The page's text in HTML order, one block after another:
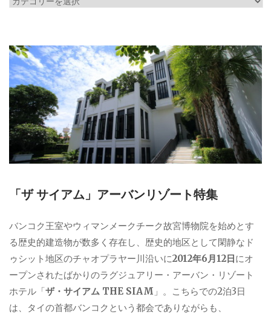
リ
ー
「ザ サイアム」アーバンリゾート特集
バンコク王室やウィマンメークチーク故宮博物院を始めとす
る歴史的建造物が数多く存在し、歴史的地区として閑静なド
ゥシット地区のチャオプラヤー川沿いに2012年6月12日にオ
ープンされたばかりのラグジュアリー・アーバン・リゾート
ホテル「ザ・サイアム THE SIAM 」。こちらでの2泊3日
は、タイの首都バンコクという都会でありながらも、